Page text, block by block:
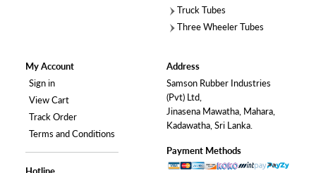
Truck Tubes
Three Wheeler Tubes
My Account
Sign in
View Cart
Track Order
Terms and Conditions
Address
Samson Rubber Industries
(Pvt) Ltd,
Jinasena Mawatha, Mahara,
Kadawatha, Sri Lanka.
Payment Methods